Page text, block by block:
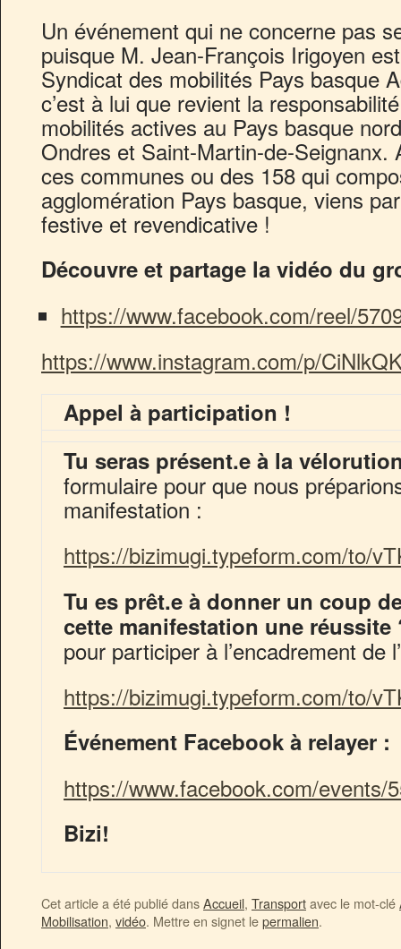
Un événement qui ne concerne pas
puisque M. Jean-François Irigoyen
Syndicat des mobilités Pays basque
c’est à lui que revient la
mobilités actives au Pays basque
Ondres et Saint-Martin-de-Seignanx.
ces communes ou des 158 qui
agglomération Pays basque, viens
festive et revendicative !
Découvre et partage la vidéo du
https://www.facebook.com/reel/
https://www.instagram.com/p/
Appel à participation !
Tu seras présent.e à la
formulaire pour que nous
manifestation :
https://bizimugi.typeform.com/to/
Tu es prêt.e à donner un coup
cette manifestation une réussite
pour participer à l’encadrement de
https://bizimugi.typeform.com/to/
Événement Facebook à relayer :
https://www.facebook.com/events/
Bizi!
Cet article a été publié dansAccueil, Transportavec le mot-clé
Mobilisation, vidéo. Mettre en signet lepermalien.